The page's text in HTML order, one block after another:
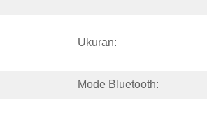
Ukuran:
Mode Bluetooth: